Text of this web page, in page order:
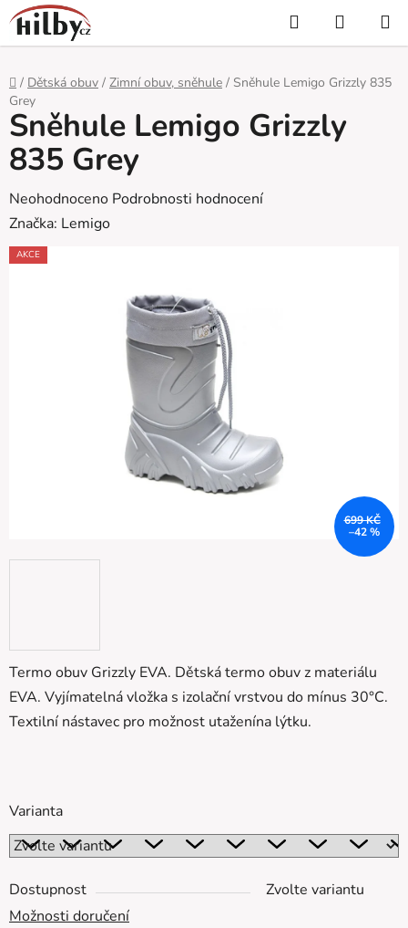
Přejít
na
obsah
Hledat
KOŠÍK
Domů
/ Dětská obuv / Zimní obuv, sněhule / Sněhule Lemigo Grizzly 835
Grey
Termo obuv Grizzly EVA. Dětská termo obuv z materiálu
EVA. Vyjímatelná vložka s izolační vrstvou do mínus 30°C.
Textilní nástavec pro možnost utaženína lýtku.
Varianta
Dostupnost
Zvolte variantu
Možnosti doručení
Sněhule Lemigo Grizzly
835 Grey
Průměrné
hodnocení
produktu
Neohodnoceno Podrobnosti hodnocení
Značka: Lemigo
AKCE
699 KČ
–42 %